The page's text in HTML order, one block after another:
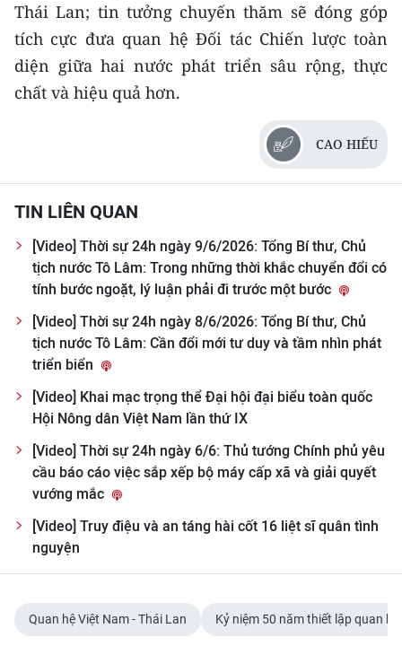
E-Magazine
Video
Media Chính trị
Media Văn hóa
Media Xã hội
Media Pháp luật
Media Du lịch
Media Thế giới
Media Thể thao
Media Giáo dục
Media Y tế
Media Khoa học - Công nghệ
Media Môi trường
Ảnh
Infographic
Thái Lan; tin tưởng chuyến thăm sẽ đóng góp
tích cực đưa quan hệ Đối tác Chiến lược toàn
diện giữa hai nước phát triển sâu rộng, thực
chất và hiệu quả hơn.
CAO HIẾU
TIN LIÊN QUAN
[Video] Thời sự 24h ngày 9/6/2026: Tổng Bí thư, Chủ
tịch nước Tô Lâm: Trong những thời khắc chuyển đổi có
tính bước ngoặt, lý luận phải đi trước một bước
[Video] Thời sự 24h ngày 8/6/2026: Tổng Bí thư, Chủ
tịch nước Tô Lâm: Cần đổi mới tư duy và tầm nhìn phát
triển biển
[Video] Khai mạc trọng thể Đại hội đại biểu toàn quốc
Hội Nông dân Việt Nam lần thứ IX
[Video] Thời sự 24h ngày 6/6: Thủ tướng Chính phủ yêu
cầu báo cáo việc sắp xếp bộ máy cấp xã và giải quyết
vướng mắc
[Video] Truy điệu và an táng hài cốt 16 liệt sĩ quân tình
nguyện
Quan hệ Việt Nam - Thái Lan Kỷ niệm 50 năm thiết lập quan hệ